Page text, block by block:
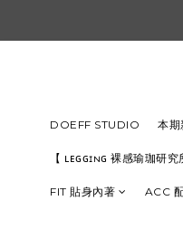
DOEFF STUDIO 本期
【 ʟᴇɢɢɪɴɢ 裸感瑜珈研究
FIT 貼身內著 ACC